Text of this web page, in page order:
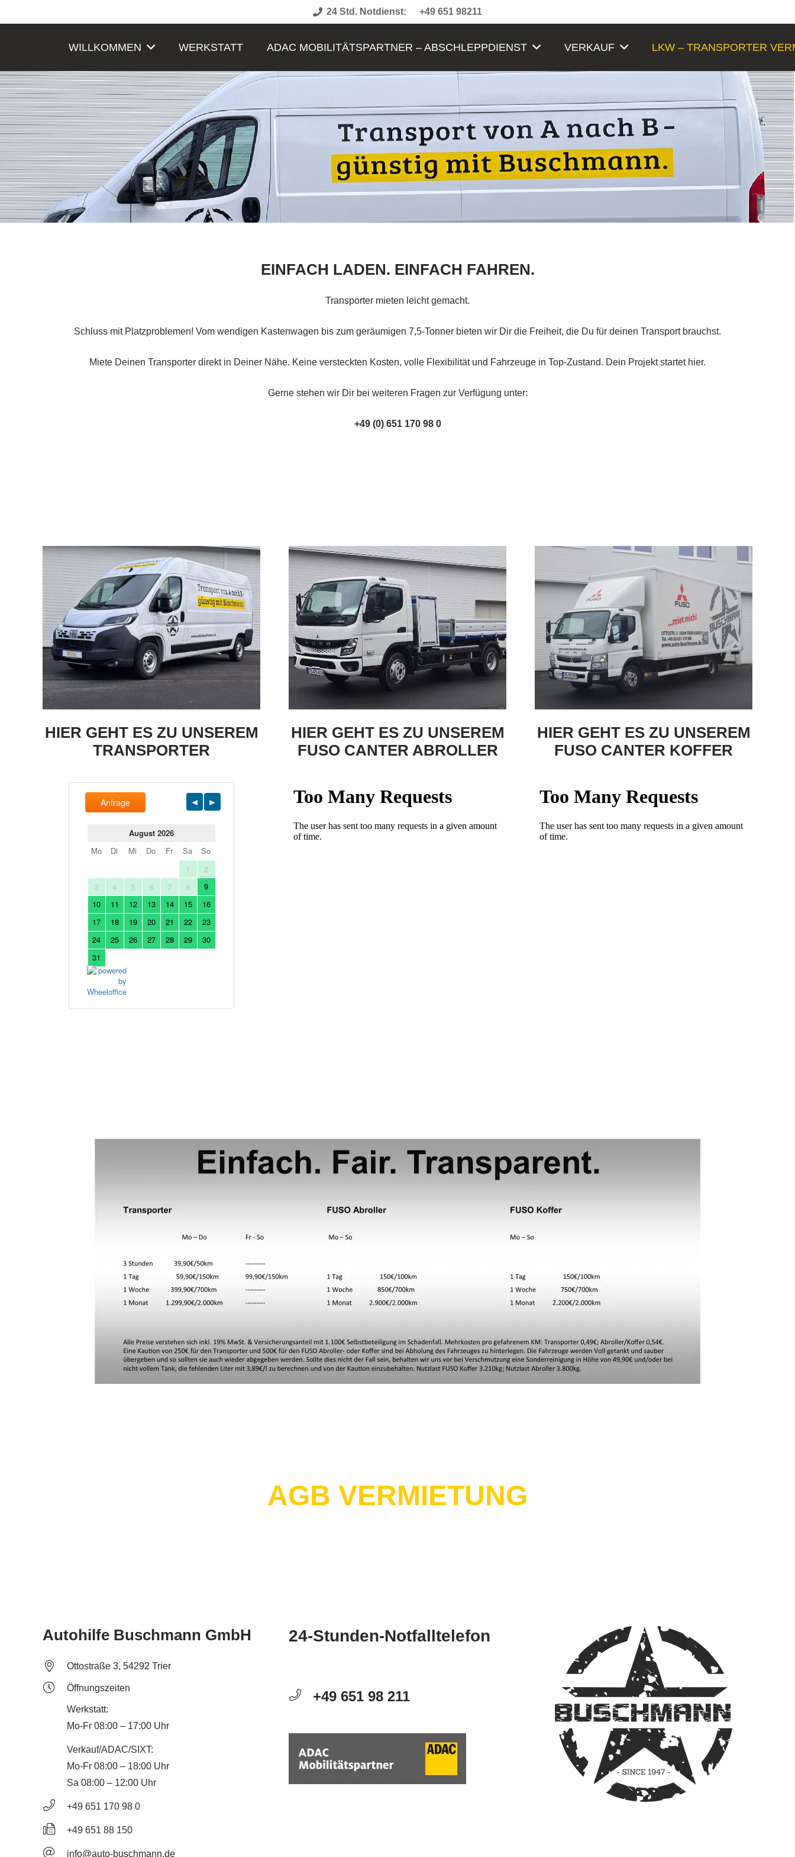
24 Std. Notdienst: +49 651 98211
WILLKOMMEN WERKSTATT ADAC MOBILITÄTSPARTNER – ABSCHLEPPDIENST VERKAUF LKW – TRANSPORTER
EINFACH LADEN. EINFACH FAHREN.
Transporter mieten leicht gemacht.
Schluss mit Platzproblemen! Vom wendigen Kastenwagen bis zum geräumigen 7,5-Tonner bieten wir Dir die Freiheit, die Du für deinen Transport brauchst.
Miete Deinen Transporter direkt in Deiner Nähe. Keine versteckten Kosten, volle Flexibilität und Fahrzeuge in Top-Zustand. Dein Projekt startet hier.
Gerne stehen wir Dir bei weiteren Fragen zur Verfügung unter:
+49 (0) 651 170 98 0
HIER GEHT ES ZU UNSEREM
TRANSPORTER
HIER GEHT ES ZU UNSEREM
FUSO CANTER ABROLLER
HIER GEHT ES ZU UNSEREM
FUSO CANTER KOFFER
AGB VERMIETUNG
Autohilfe Buschmann GmbH
Ottostraße 3, 54292 Trier
Öffnungszeiten
Werkstatt:
Mo-Fr 08:00 – 17:00 Uhr
Verkauf/ADAC/SIXT:
Mo-Fr 08:00 – 18:00 Uhr
Sa 08:00 – 12:00 Uhr
+49 651 170 98 0
+49 651 88 150
info@auto-buschmann.de
24-Stunden-Notfalltelefon
+49 651 98 211